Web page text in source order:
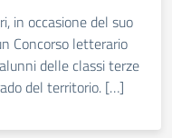
in occasione del suo
Concorso letterario
delle classi terze
del territorio. […]